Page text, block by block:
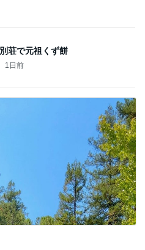
読む
くれた大量の品
1日前